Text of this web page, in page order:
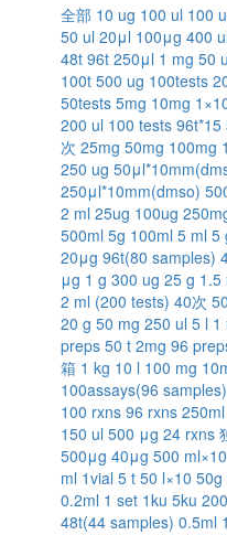
全部 10 ug 100 ul 100
50 ul 20μl 100μg 400 ul
48t 96t 250μl 1 mg 50
100t 500 ug 100tests
50tests 5mg 10mg
200 ul 100 tests 96t*15
次 25mg 50mg 100mg
250 ug
250μl*10mm(dmso)
2 ml 25ug 100ug
500ml 5g 100ml 5 ml 5
20μg 96t(80 samples)
μg 1 g 300 ug 25 g 1.5
2 ml (200 tests) 40次
20 g 50 mg 250 ul 5 l 1
preps 50 t 2mg 96
箱 1 kg 10 l 100 mg
100assays(96 samples)
100 rxns 96 rxns 250ml
150 ul 500 μg 24 rxns
500μg 40μg 500 ml×10
ml 1vial 5 t 50 l×10 50g
0.2ml 1 set 1ku 5ku
48t(44 samples) 0.5ml